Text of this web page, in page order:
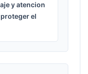
y atencion
el